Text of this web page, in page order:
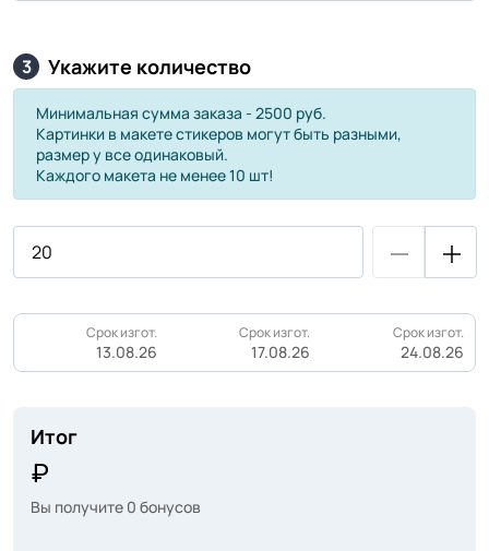
3 Укажите количество
Минимальная сумма заказа - 2500 руб.
Картинки в макете стикеров могут быть разными,
размер у все одинаковый.
Каждого макета не менее 10 шт!
Срок изгот.
13.08.26
Срок изгот.
17.08.26
Срок изгот.
24.08.26
Итог
Вы получите 0 бонусов